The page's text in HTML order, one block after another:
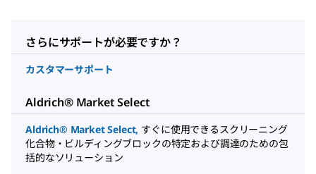
さらにサポートが必要ですか？
カスタマーサポート
Aldrich® Market Select
Aldrich® Market Select, すぐに使用できるスクリーニング
化合物・ビルディングブロックの特定および調達のための包
括的なソリューション